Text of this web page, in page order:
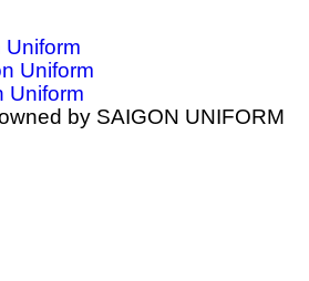
by SAIGON UNIFORM